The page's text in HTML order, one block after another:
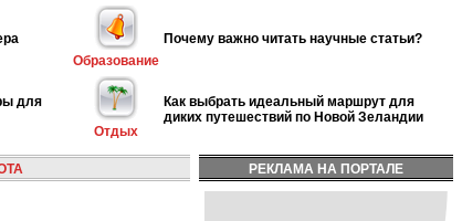
Образование
Почему важно читать научные статьи?
для
Отдых
Как выбрать идеальный маршрут для
диких путешествий по Новой Зеландии
РЕКЛАМА НА ПОРТАЛЕ